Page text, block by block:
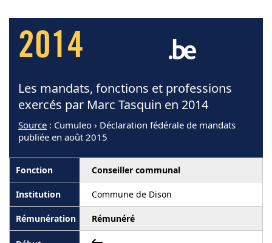
2014
Les mandats, fonctions et professions
exercés par Marc Tasquin en 2014
Source : Cumuleo › Déclaration fédérale de mandats
publiée en août 2015
Conseiller communal
Commune de Dison
Rémunéré